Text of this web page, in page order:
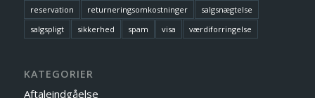
reservation
returneringsomkostninger
salgsnægtelse
salgspligt
sikkerhed spam visa værdiforringelse
KATEGORIER
Aftaleindgåelse